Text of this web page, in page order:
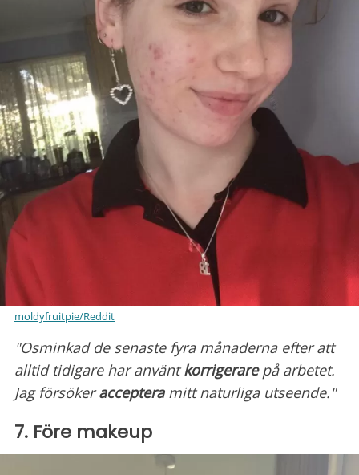
moldyfruitpie/Reddit
"Osminkad de senaste fyra månaderna efter att
alltid tidigare har använtkorrigerarepå arbetet.
Jag försökeraccepteramitt naturliga utseende."
7. Före makeup